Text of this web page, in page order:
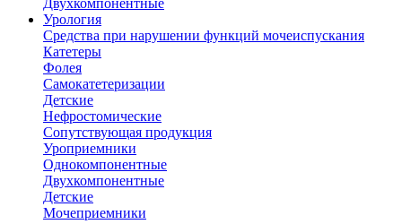
Двухкомпонентные
Урология
Средства при нарушении функций мочеиспускания
Катетеры
Фолея
Самокатетеризации
Детские
Нефростомические
Сопутствующая продукция
Уроприемники
Однокомпонентные
Двухкомпонентные
Детские
Мочеприемники